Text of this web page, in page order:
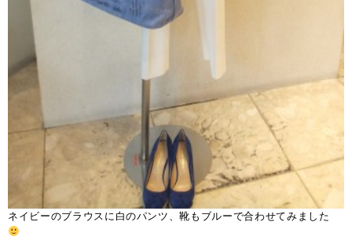
ネイビーのブラウスに白のパンツ、靴もブルーで合わせてみました